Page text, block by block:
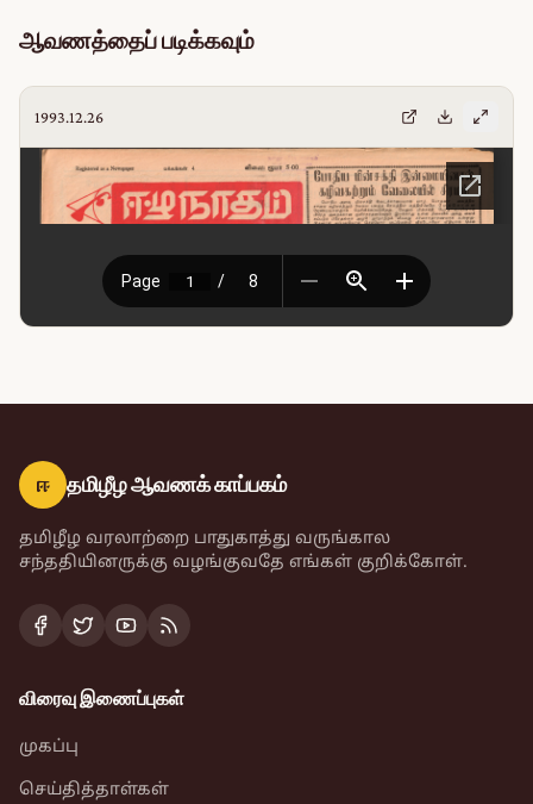
ஆவணத்தைப் படிக்கவும்
1993.12.26
ஈ தமிழீழ ஆவணக் காப்பகம்
தமிழீழ வரலாற்றை பாதுகாத்து வருங்கால
சந்ததியினருக்கு வழங்குவதே எங்கள் குறிக்கோள்.
விரைவு இணைப்புகள்
முகப்பு
செய்தித்தாள்கள்